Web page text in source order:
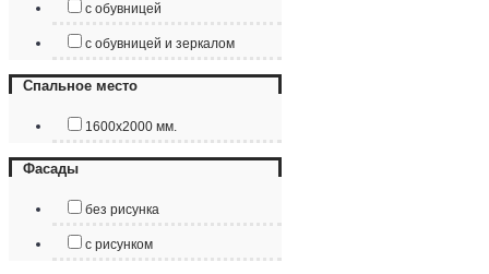
с обувницей
с обувницей и зеркалом
Спальное место
1600х2000 мм.
Фасады
без рисунка
с рисунком